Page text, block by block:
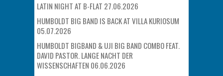
LATIN NIGHT AT B-FLAT 27.06.2026
HUMBOLDT BIG BAND IS BACK AT VILLA KURIOSUM
05.07.2026
HUMBOLDT BIGBAND & UJI BIG BAND COMBO FEAT.
DAVID PASTOR. LANGE NACHT DER
WISSENSCHAFTEN 06.06.2026